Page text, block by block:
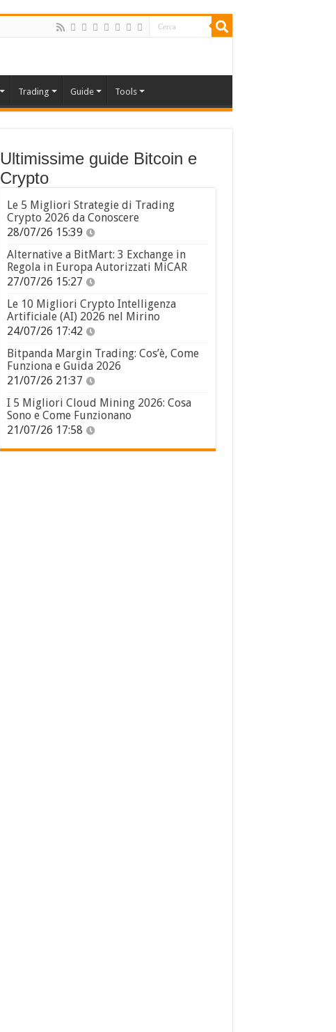
Trading Guide Tools
Ultimissime guide Bitcoin e
Crypto
Le 5 Migliori Strategie di Trading
Crypto 2026 da Conoscere
28/07/26 15:39
Alternative a BitMart: 3 Exchange in
Regola in Europa Autorizzati MiCAR
27/07/26 15:27
Le 10 Migliori Crypto Intelligenza
Artificiale (AI) 2026 nel Mirino
24/07/26 17:42
Bitpanda Margin Trading: Cos’è, Come
Funziona e Guida 2026
21/07/26 21:37
I 5 Migliori Cloud Mining 2026: Cosa
Sono e Come Funzionano
21/07/26 17:58